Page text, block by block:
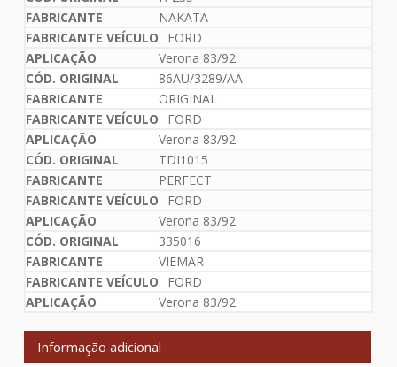
NAKATA
FORD
Verona 83/92
86AU/3289/AA
ORIGINAL
FORD
Verona 83/92
TDI1015
PERFECT
FORD
Verona 83/92
335016
VIEMAR
FORD
Verona 83/92
Informação adicional